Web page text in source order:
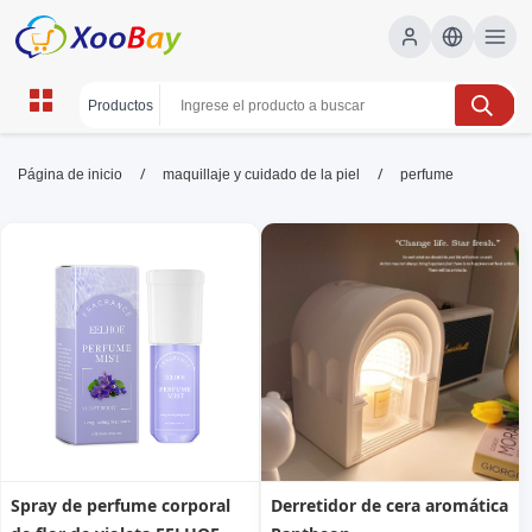
perfume | XOOBAY B2B/B2C
perfume,fragancia,lujo, wholesale perfume,
XOOBAY
Fragancia duradera
Página de inicio / maquillaje y cuidado de la piel / perfume
Spray de perfume corporal
Derretidor de cera aromática